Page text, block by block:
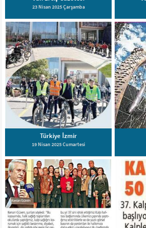
23 Nisan 2025 Çarşamba
Türkiye İzmir
19 Nisan 2025 Cumartesi